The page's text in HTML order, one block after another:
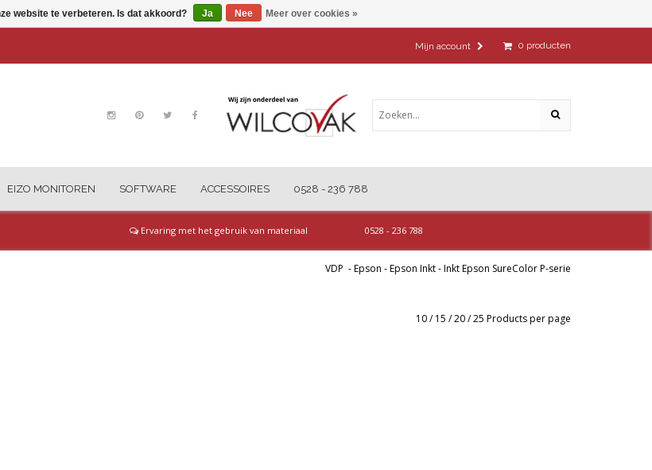
0 producten
Mijn account
EIZO MONITOREN SOFTWARE ACCESSOIRES 0528 - 236 788
Ervaring met het gebruik van materiaal 0528 - 236 788
VDP -Epson -Epson Inkt-Inkt Epson SureColor P-serie
10/15 /20/25 Products per page
website te verbeteren. Is dat akkoord? Ja Nee Meer over cookies »